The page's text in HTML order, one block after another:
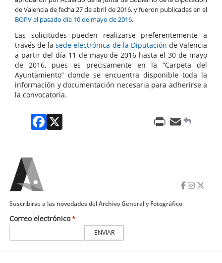
de Valencia de fecha 27 de abril de 2016, y fueron publicadas en el
BOPV el pasado día 10 de mayo de 2016.
Las solicitudes pueden realizarse preferentemente a
través de lasede electrónica de la Diputación de Valencia
a partir del día 11 de mayo de 2016 hasta el 30 de mayo
de 2016, pues es precisamente en la “Carpeta del
Ayuntamiento” donde se encuentra disponible toda la
información y documentación necesaria para adherirse a
la convocatoria.
Facebook PrintEmail
Correo electrónico
Suscribirse a las novedades del Archivo General y Fotográfico